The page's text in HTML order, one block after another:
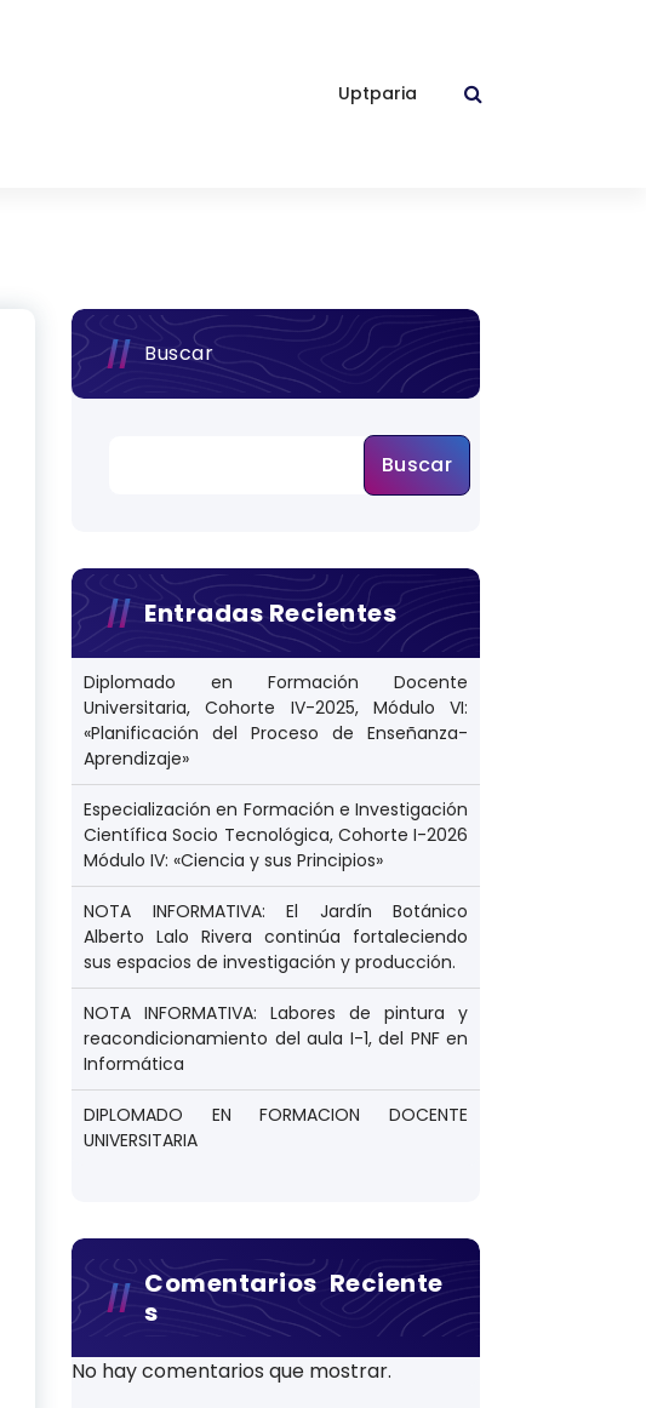
Uptparia
Buscar
Buscar
Entradas Recientes
Diplomado en Formación Docente
Universitaria, Cohorte IV-2025, Módulo VI:
«Planificación del Proceso de Enseñanza-
Aprendizaje»
Especialización en Formación e Investigación
Científica Socio Tecnológica, Cohorte I-2026
Módulo IV: «Ciencia y sus Principios»
NOTA INFORMATIVA: El Jardín Botánico
Alberto Lalo Rivera continúa fortaleciendo
sus espacios de investigación y producción.
NOTA INFORMATIVA: Labores de pintura y
reacondicionamiento del aula I-1, del PNF en
Informática
DIPLOMADO EN FORMACION DOCENTE
UNIVERSITARIA
Comentarios Reciente
S
No hay comentarios que mostrar.